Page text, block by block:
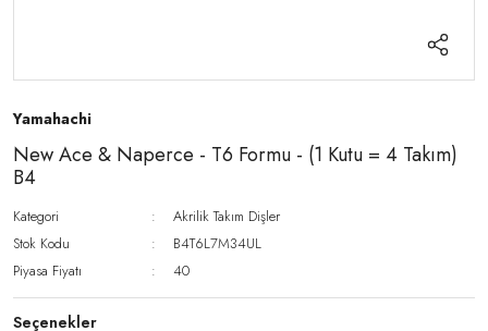
Yamahachi
New Ace & Naperce - T6 Formu - (1 Kutu = 4 Takım)
B4
Kategori
Akrilik Takım Dişler
Stok Kodu
B4T6L7M34UL
Piyasa Fiyatı
40
Seçenekler